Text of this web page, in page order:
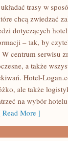
trasy w
chcą zwiedzać
dotyczących
– tak, by
W centrum serwisu
a także
Hotel-
ale także
na wybór
Read More ]